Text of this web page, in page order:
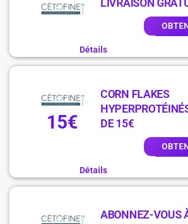
LIVRAISON
Détails
15€
CORN FLAKES
DE 15€
Détails
ABONNEZ-VOUS